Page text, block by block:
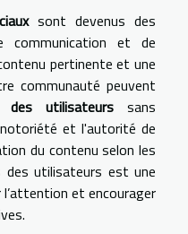
sont devenus des
communication et de
pertinente et une
communauté peuvent
des utilisateurs sans
et l'autorité de
du contenu selon les
des utilisateurs est une
et encourager